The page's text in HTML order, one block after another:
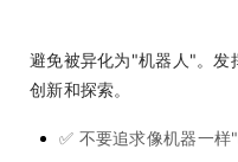
避免被异化为"机器人"。发
创新和探索。
✅ 不要追求像机器一